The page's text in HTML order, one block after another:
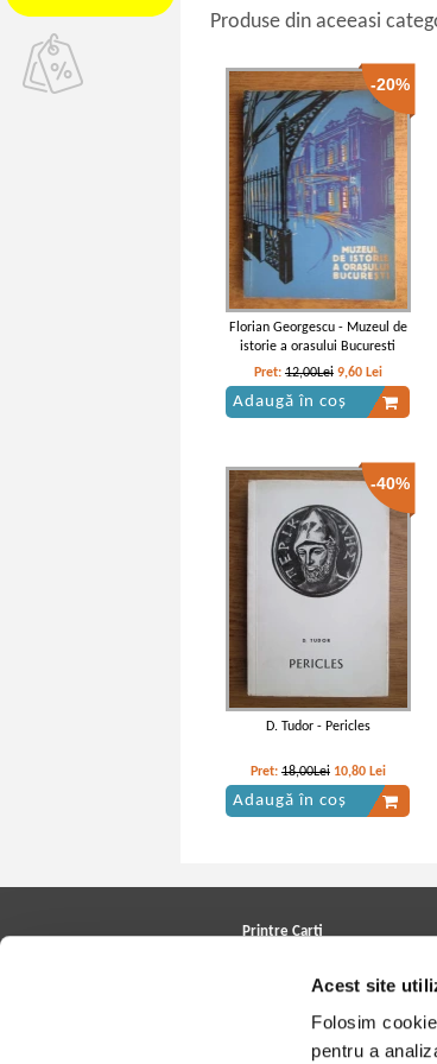
Acest site
Folosim
pentru a
Produse din aceeasi
-20%
Florian Georgescu - Muzeul de
istorie a orasului Bucuresti
Pret: 12,00Lei 9,60 Lei
Adaugă în coș
-40%
D. Tudor - Pericles
Pret: 18,00Lei 10,80 Lei
Adaugă în coș
Printre Carti